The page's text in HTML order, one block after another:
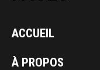
ACCUEIL
À PROPOS